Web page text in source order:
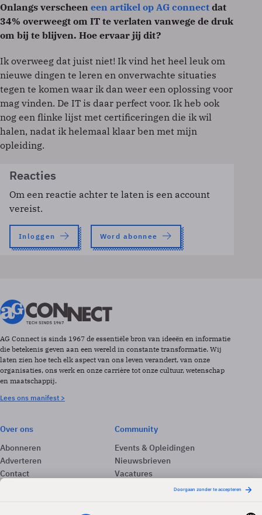
Onlangs verscheen een artikel op AG connect dat
34% overweegt om IT te verlaten vanwege de druk
om bij te blijven. Hoe ervaar jij dit?
Ik overweeg dat juist niet! Ik vind het heel leuk om
nieuwe dingen te leren en onverwachte situaties
tegen te komen waar ik dan weer een oplossing voor
mag vinden. De IT is daar perfect voor. Ik heb ook
nog een flinke lijst met certificeringen die ik wil
halen, nadat ik helemaal klaar ben met mijn
opleiding.
Reacties
Om een reactie achter te laten is een account
vereist.
Inloggen Word abonnee
AG Connect is sinds 1967 de essentiële bron van ideeën en informatie
die betekenis geven aan een wereld in constante transformatie. Wij
laten zien hoe tech elk aspect van ons leven verandert, van onze
organisaties, ons werk en onze carrière tot onze cultuur, wetenschap
en maatschappij.
Lees ons manifest >
Over ons
Abonneren
Adverteren
Contact
Community
Events & Opleidingen
Nieuwsbrieven
Vacatures